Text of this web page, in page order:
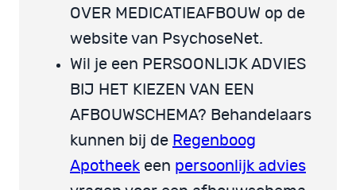
OVER MEDICATIEAFBOUW op de
website van PsychoseNet.
Wil je een PERSOONLIJK ADVIES
BIJ HET KIEZEN VAN EEN
AFBOUWSCHEMA? Behandelaars
kunnen bij de Regenboog
Apotheek een persoonlijk advies